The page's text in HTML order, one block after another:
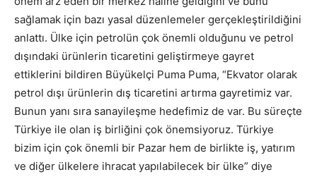
sağlamak için bazı yasal düzenlemeler gerçekleştirildiğini
anlattı. Ülke için petrolün çok önemli olduğunu ve petrol
dışındaki ürünlerin ticaretini geliştirmeye gayret
ettiklerini bildiren Büyükelçi Puma Puma, “Ekvator olarak
petrol dışı ürünlerin dış ticaretini artırma gayretimiz var.
Bunun yanı sıra sanayileşme hedefimiz de var. Bu süreçte
Türkiye ile olan iş birliğini çok önemsiyoruz. Türkiye
bizim için çok önemli bir Pazar hem de birlikte iş, yatırım
ve diğer ülkelere ihracat yapılabilecek bir ülke” diye